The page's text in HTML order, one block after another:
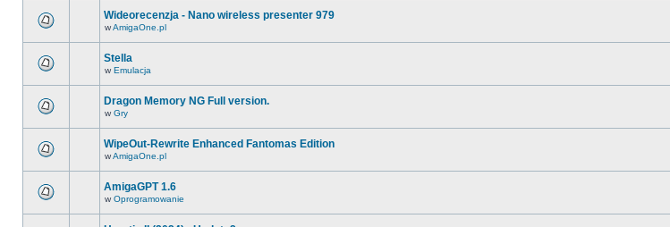
Wideorecenzja - Nano wireless presenter 979
wAmigaOne.pl
Stella
w Emulacja
Dragon Memory NG Full version.
w Gry
WipeOut-Rewrite Enhanced Fantomas Edition
wAmigaOne.pl
AmigaGPT 1.6
w Oprogramowanie